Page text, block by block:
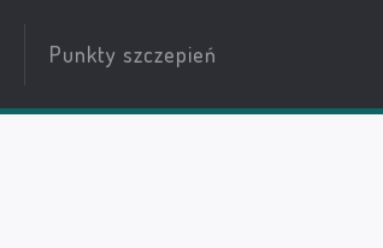
Punkty szczepień